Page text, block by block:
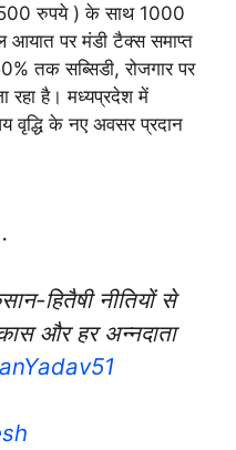
रुपये ) के साथ 1000
आयात पर मंडी टैक्स समाप्त
तक सब्सिडी, रोजगार पर
रहा है। मध्यप्रदेश में
वृद्धि के नए अवसर प्रदान
हितैषी नीतियों से
और हर अन्नदाता